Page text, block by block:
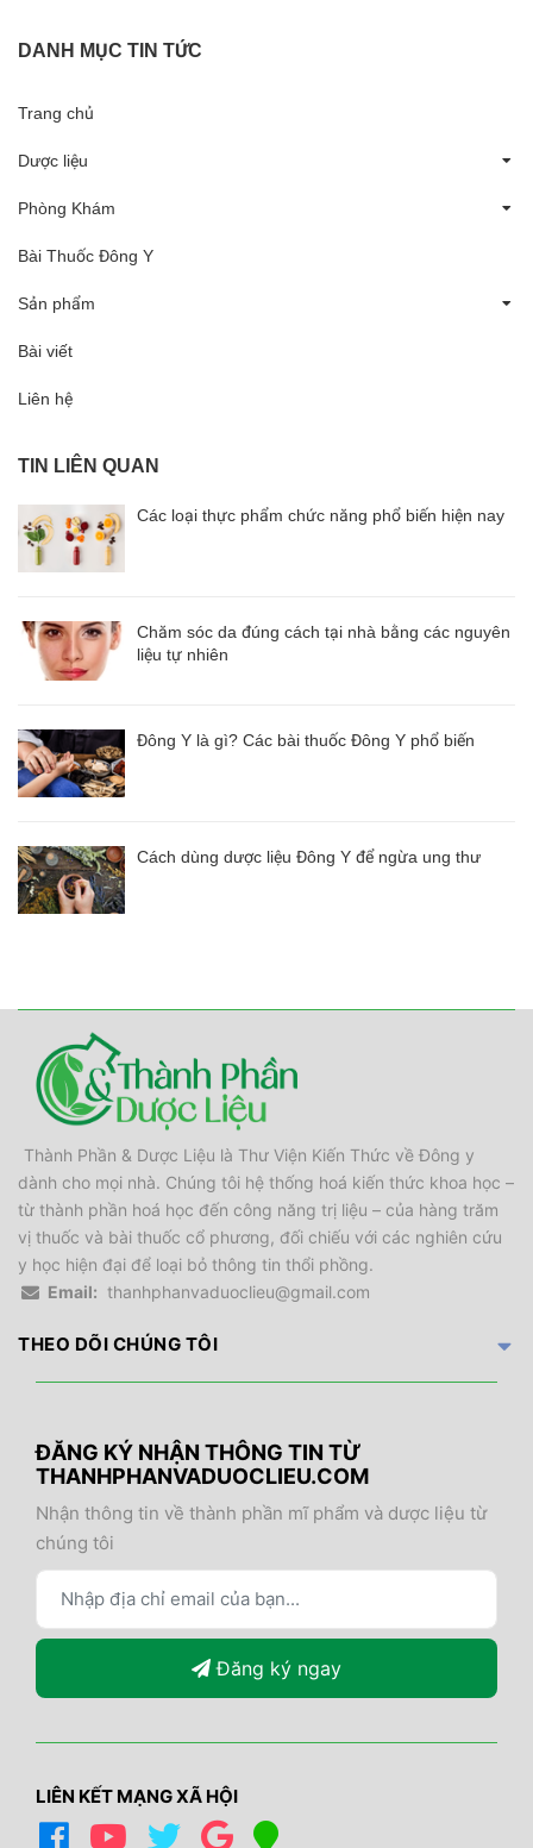
DANH MỤC TIN TỨC
Trang chủ
Dược liệu
Phòng Khám
Bài Thuốc Đông Y
Sản phẩm
Bài viết
Liên hệ
TIN LIÊN QUAN
Các loại thực phẩm chức năng phổ biến hiện nay
Chăm sóc da đúng cách tại nhà bằng các nguyên
liệu tự nhiên
Đông Y là gì? Các bài thuốc Đông Y phổ biến
Cách dùng dược liệu Đông Y để ngừa ung thư
Thành Phần & Dược Liệu là Thư Viện Kiến Thức về Đông y
dành cho mọi nhà. Chúng tôi hệ thống hoá kiến thức khoa học –
từ thành phần hoá học đến công năng trị liệu – của hàng trăm
vị thuốc và bài thuốc cổ phương, đối chiếu với các nghiên cứu
y học hiện đại để loại bỏ thông tin thổi phồng.
Email: thanhphanvaduoclieu@gmail.com
THEO DÕI CHÚNG TÔI
ĐĂNG KÝ NHẬN THÔNG TIN TỪ
THANHPHANVADUOCLIEU.COM
Nhận thông tin về thành phần mĩ phẩm và dược liệu từ
chúng tôi
Đăng ký ngay
LIÊN KẾT MẠNG XÃ HỘI